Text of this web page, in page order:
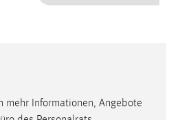
mehr Informationen, Angebote